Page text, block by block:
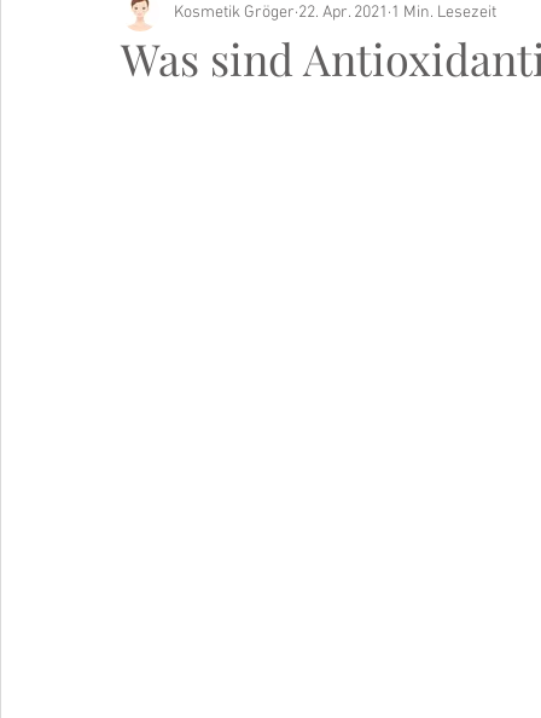
Buch Tipp
Was sind
Kosmetik Gröger 22. Apr. 2021 1 Min. Lesezeit